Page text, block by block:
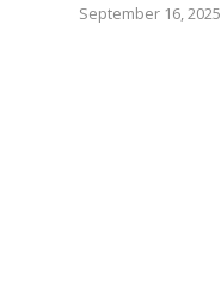
September 16, 2025